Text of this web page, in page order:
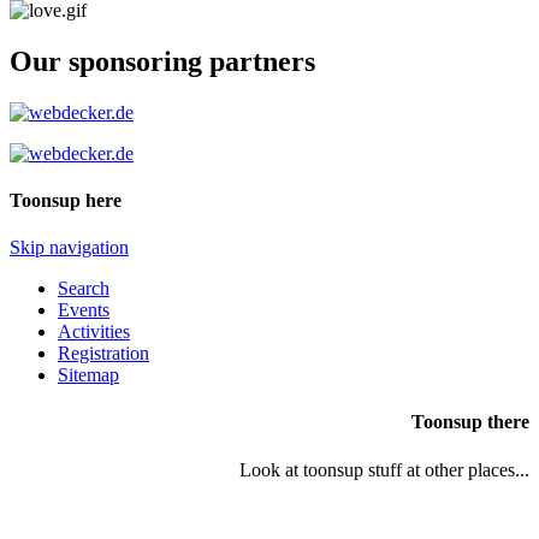
Our sponsoring partners
Toonsup here
Skip navigation
Search
Events
Activities
Registration
Sitemap
Toonsup there
Look at toonsup stuff at other places...